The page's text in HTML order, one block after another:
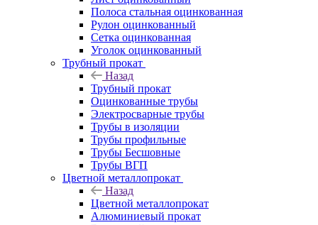
Полоса стальная оцинкованная
Рулон оцинкованный
Сетка оцинкованная
Уголок оцинкованный
Трубный прокат
Назад
Трубный прокат
Оцинкованные трубы
Электросварные трубы
Трубы в изоляции
Трубы профильные
Трубы Бесшовные
Трубы ВГП
Цветной металлопрокат
Назад
Цветной металлопрокат
Алюминиевый прокат